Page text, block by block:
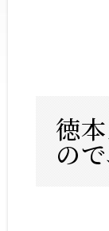
徳
の